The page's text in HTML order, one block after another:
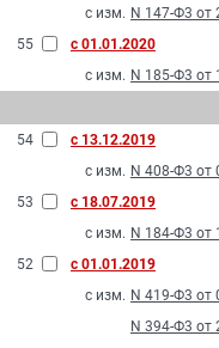
с изм. N 147-Ф3 от
55
с 01.01.2020
с изм. N 185-Ф3 от
54
с 13.12.2019
с изм. N 408-Ф3 от
53
с 18.07.2019
с изм. N 184-Ф3 от
52
с 01.01.2019
с изм. N 419-Ф3 от
N 394-Ф3 от